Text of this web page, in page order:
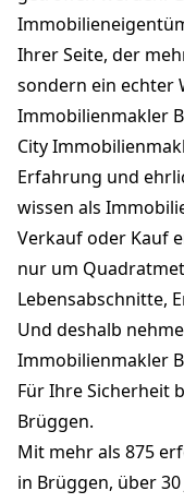
Ihrer Seite, der
sondern ein echter
Immobilienmakler
City
Erfahrung und
wissen als
Verkauf oder Kauf
nur um
Lebensabschnitte,
Und deshalb
Immobilienmakler
Für Ihre Sicherheit
Brüggen.
Mit mehr als 875
in Brüggen, über